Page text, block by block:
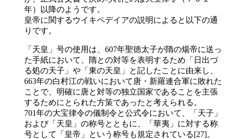
年）以降のようです。
皇帝に関するウイキペデイアの説明によると以下の通
りです。
「天皇」号の使用は、607年聖徳太子が隋の煬帝に送っ
た手紙において、隋との対等を表明するため「日出づ
る処の天子」や「東の天皇」と記したことに由来し、
663年の白村江の戦いにおいて唐・新羅連合軍に敗れた
ことで、明確に唐と対等の独立国家であることを主張
するためにとられた方策であったと考えられる。
701年の大宝律令の儀制令と公式令において、「天子」
および「天皇」の称号とともに、「華夷」に対する称
号として「皇帝」という称号も規定されている[27]。